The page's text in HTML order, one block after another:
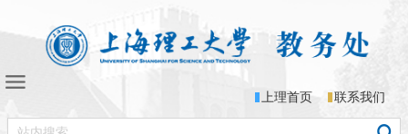
上理首页 联系我们